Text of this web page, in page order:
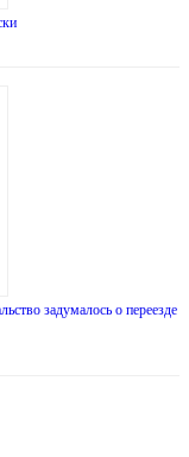
задумалось о переезде